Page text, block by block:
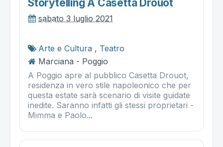
Storytelling A Casetta Drouot
sabato 3 luglio 2021
Arte e Cultura , Teatro
Marciana - Poggio
A Poggio apre al pubblico Casetta Drouot,
residenza in vero stile napoleonico che per
questa estate sarà scenario di visite guidate
inedite. Saranno infatti gli stessi proprietari -
Mimma e Paolo...